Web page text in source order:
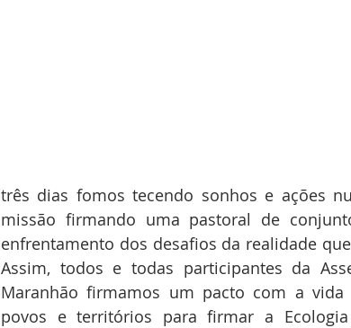
três dias fomos tecendo sonhos e ações
missão firmando uma pastoral de
enfrentamento dos desafios da realidade
Assim, todos e todas participantes da
Maranhão firmamos um pacto com a
povos e territórios para firmar a